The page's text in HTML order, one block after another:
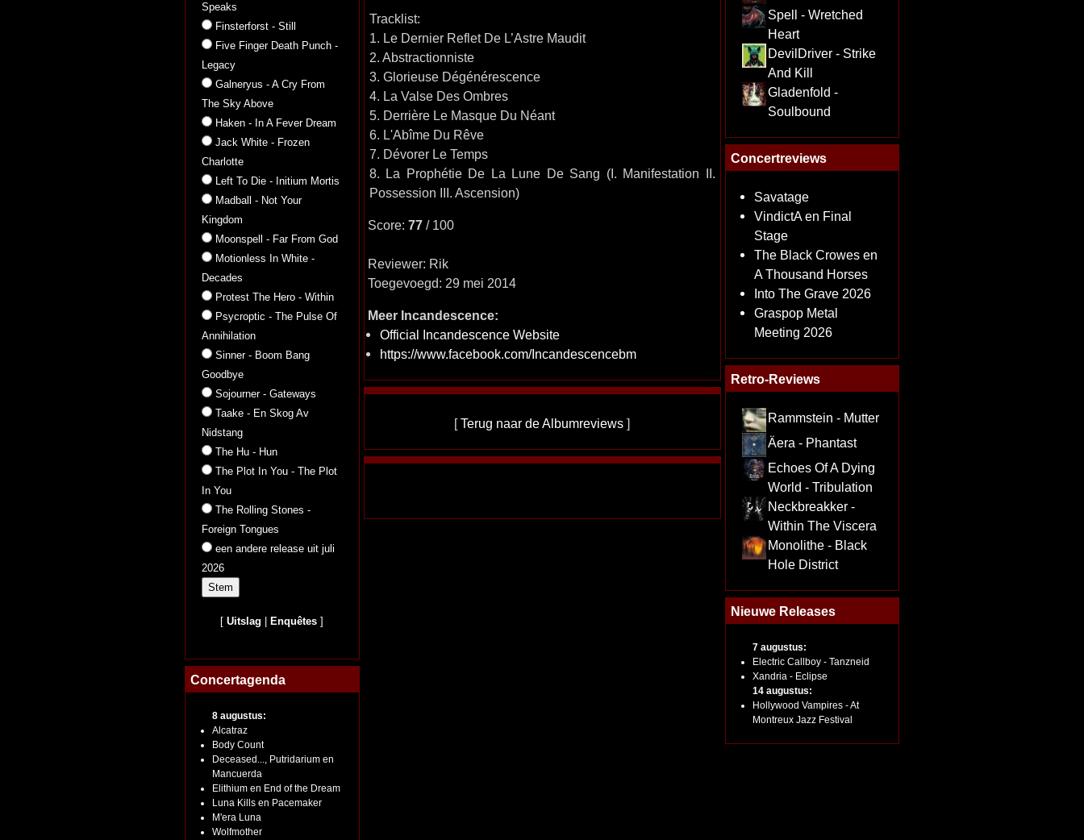
Speaks
Finsterforst - Still
Five Finger Death Punch -
Legacy
Galneryus - A Cry From
The Sky Above
Haken - In A Fever Dream
Jack White - Frozen
Charlotte
Left To Die - Initium Mortis
Madball - Not Your
Kingdom
Moonspell - Far From God
Motionless In White -
Decades
Protest The Hero - Within
Psycroptic - The Pulse Of
Annihilation
Sinner - Boom Bang
Goodbye
Sojourner - Gateways
Taake - En Skog Av
Nidstang
The Hu - Hun
The Plot In You - The Plot
In You
The Rolling Stones -
Foreign Tongues
een andere release uit juli
2026
[Uitslag Enquêtes ]
Concertagenda
8 augustus:
Alcatraz
Body Count
Deceased..., Putridarium en
Mancuerda
Elithium en End of the Dream
Luna Kills en Pacemaker
M'era Luna
Wolfmother
Tracklist:
1. Le Dernier Reflet De L’Astre Maudit
2. Abstractionniste
3. Glorieuse Dégénérescence
4. La Valse Des Ombres
5. Derrière Le Masque Du Néant
6. L'Abîme Du Rêve
7. Dévorer Le Temps
8. La Prophétie De La Lune De Sang (I. Manifestation II.
Possession III. Ascension)
Score: 77/ 100
Reviewer: Rik
Toegevoegd: 29 mei 2014
Meer Incandescence:
Official Incandescence Website
https://www.facebook.com/Incandescencebm
[Terug naar de Albumreviews ]
Spell - Wretched
Heart
DevilDriver - Strike
And Kill
Gladenfold -
Soulbound
Concertreviews
Savatage
VindictA en Final
Stage
The Black Crowes en
A Thousand Horses
Into The Grave 2026
Graspop Metal
Meeting 2026
Retro-Reviews
Rammstein - Mutter
Äera - Phantast
Echoes Of A Dying
World - Tribulation
Neckbreakker -
Within The Viscera
Monolithe - Black
Hole District
Nieuwe Releases
7 augustus:
Electric Callboy - Tanzneid
Xandria - Eclipse
14 augustus:
Hollywood Vampires - At
Montreux Jazz Festival